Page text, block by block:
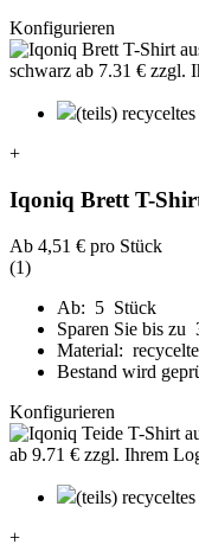
Konfigurieren
(teils)
+
Iqoniq Brett T-
Ab 4,51 € pro Stück
(1)
Ab: 5 Stück
Sparen Sie bis zu
Material:
Bestand wird
Konfigurieren
(teils)
+